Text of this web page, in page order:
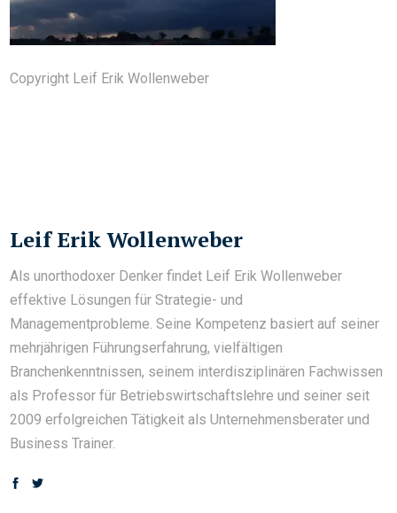
Copyright Leif Erik Wollenweber
Leif Erik Wollenweber
Als unorthodoxer Denker findet Leif Erik Wollenweber
effektive Lösungen für Strategie- und
Managementprobleme. Seine Kompetenz basiert auf seiner
mehrjährigen Führungserfahrung, vielfältigen
Branchenkenntnissen, seinem interdisziplinären Fachwissen
als Professor für Betriebswirtschaftslehre und seiner seit
2009 erfolgreichen Tätigkeit als Unternehmensberater und
Business Trainer.